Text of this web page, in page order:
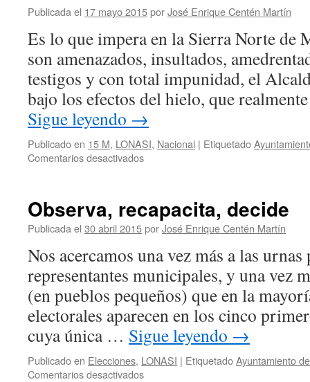
Publicada el 17 mayo 2015porJosé Enrique Centén Martín
Es lo que impera en la Sierra Norte de
son amenazados, insultados,
testigos y con total impunidad, el
bajo los efectos del hielo, que
Sigue leyendo →
Publicado en 15 M, LONASI, Nacional | Etiquetado
Comentarios desactivadosen
demócratas
Observa, recapacita, decide
Publicada el 30 abril 2015porJosé Enrique Centén Martín
Nos acercamos una vez más a las
representantes municipales, y una vez
(en pueblos pequeños) que en la
electorales aparecen en los cinco
cuya única … Sigue leyendo →
Publicado en Elecciones, LONASI | EtiquetadoAyuntamiento
Comentarios desactivadosen